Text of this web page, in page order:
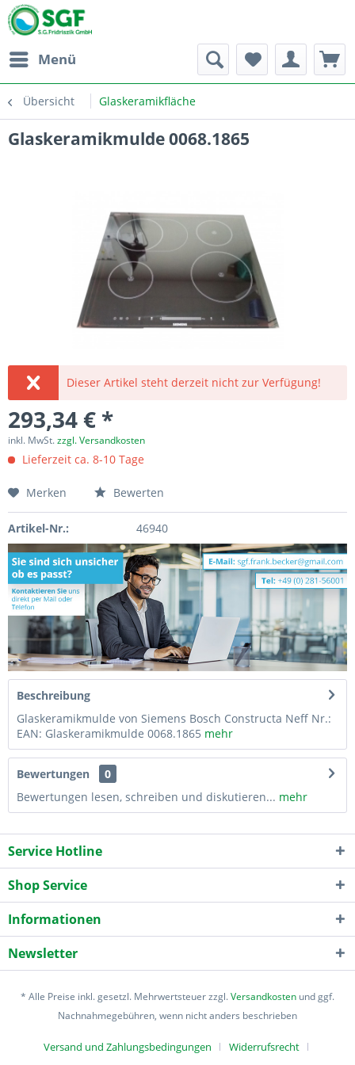
Menü
Übersicht Glaskeramikfläche
Glaskeramikmulde 0068.1865
Dieser Artikel steht derzeit nicht zur Verfügung!
293,34 € *
inkl. MwSt.zzgl. Versandkosten
Lieferzeit ca. 8-10 Tage
Merken Bewerten
Artikel-Nr.: 46940
Beschreibung
Glaskeramikmulde von Siemens Bosch Constructa Neff Nr.:
EAN: Glaskeramikmulde 0068.1865 mehr
Bewertungen
0
Bewertungen lesen, schreiben und diskutieren... mehr
Service Hotline
Shop Service
Informationen
Newsletter
* Alle Preise inkl. gesetzl. Mehrwertsteuer zzgl.Versandkosten und ggf.
Nachnahmegebühren, wenn nicht anders beschrieben
Versand und Zahlungsbedingungen Widerrufsrecht